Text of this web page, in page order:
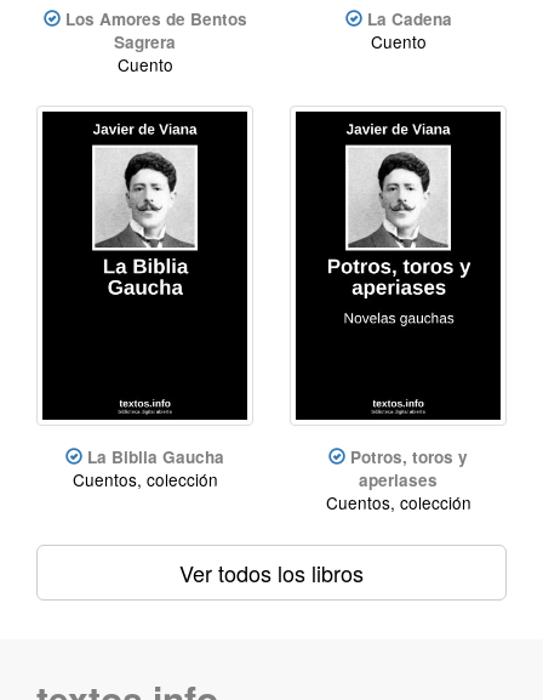
Los Amores de Bentos
Sagrera
Cuento
La Cadena
Cuento
La Biblia Gaucha
Cuentos, colección
Potros, toros y
aperiases
Cuentos, colección
Ver todos los libros